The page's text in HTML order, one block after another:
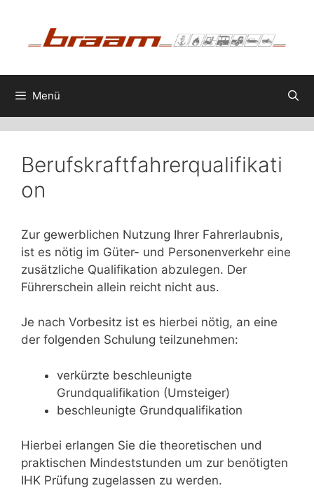
springen
Menü
Berufskraftfahrerqualifikati
on
Zur gewerblichen Nutzung Ihrer Fahrerlaubnis,
ist es nötig im Güter- und Personenverkehr eine
zusätzliche Qualifikation abzulegen. Der
Führerschein allein reicht nicht aus.
Je nach Vorbesitz ist es hierbei nötig, an eine
der folgenden Schulung teilzunehmen:
verkürzte beschleunigte
Grundqualifikation (Umsteiger)
beschleunigte Grundqualifikation
Hierbei erlangen Sie die theoretischen und
praktischen Mindeststunden um zur benötigten
IHK Prüfung zugelassen zu werden.